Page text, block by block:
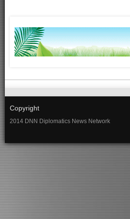
Copyright
2014 DNN Diplomatics News Network